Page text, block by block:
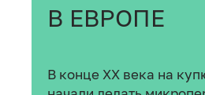
В ЕВРОПЕ
В конце XX века на